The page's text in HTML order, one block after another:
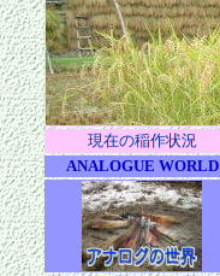
現在の稲作状況
ANALOGUE WORLD